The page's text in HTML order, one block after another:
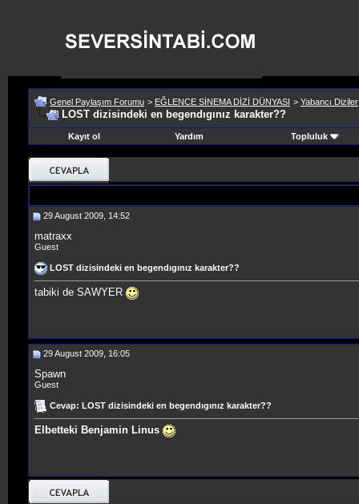
Genel Paylaşım Forumu > EĞLENCE SİNEMA DİZİ DÜNYASI > Yabancı Diziler
LOST dizisindeki en begendıgınız karakter??
Kayıt ol Yardım Topluluk
29 August 2009, 14:52
matraxx
Guest
LOST dizisindeki en begendıgınız karakter??
tabiki de SAWYER
29 August 2009, 16:05
Spawn
Guest
Cevap: LOST dizisindeki en begendıgınız karakter??
Elbetteki Benjamin Linus